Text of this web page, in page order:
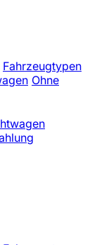
Fahrzeugtypen
Ohne